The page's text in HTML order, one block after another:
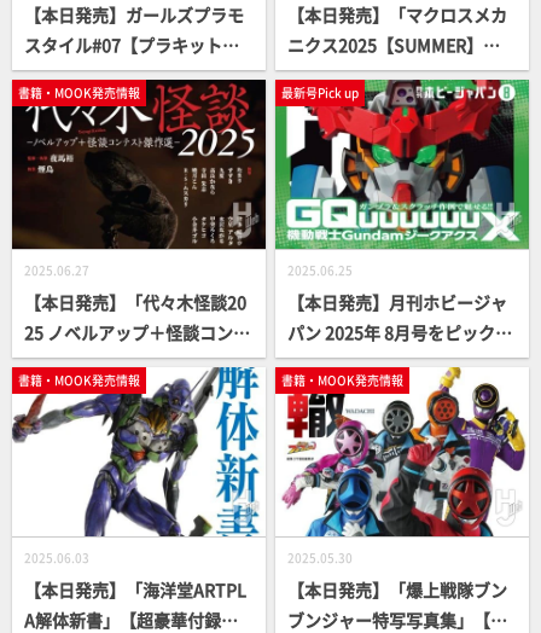
【本日発売】ガールズプラモ
スタイル#07【プラキット付
録】
【本日発売】「マクロスメカ
ニクス2025【SUMMER】」
【マクロス7】
書籍・MOOK発売情報
2025.06.27
【本日発売】「代々木怪談20
25 ノベルアップ＋怪談コンテ
スト傑作選」【怪談アンソロ
ジー】
最新号Pick up
2025.06.25
【本日発売】月刊ホビージャ
パン 2025年 8月号をピックア
ップ！
書籍・MOOK発売情報
2025.06.03
【本日発売】「海洋堂ARTPL
A解体新書」【超豪華付録キ
書籍・MOOK発売情報
2025.05.30
【本日発売】「爆上戦隊ブン
ブンジャー特写写真集」【ス